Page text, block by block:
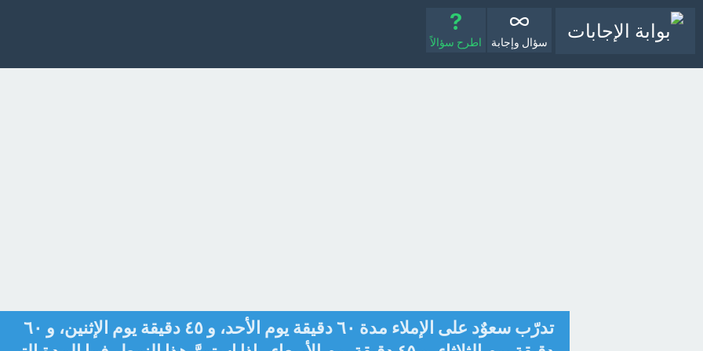
سؤال وإجابة اطرح سؤالاً
تدرّب سعوٌد على الإملاء مدة ٦٠ دقيقة يوم الأحد، و ٤٥ دقيقة يوم الإثنين، و ٦٠